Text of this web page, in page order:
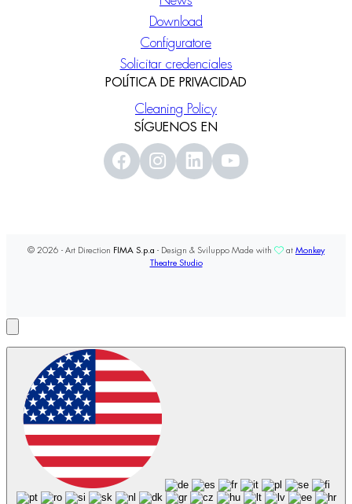
Download
Configuratore
Solicitar credenciales
POLÍTICA DE PRIVACIDAD
Cleaning Policy
SÍGUENOS EN
© 2026 - Art Direction FIMA S.p.a - Design & Sviluppo Made with at Monkey
Theatre Studio